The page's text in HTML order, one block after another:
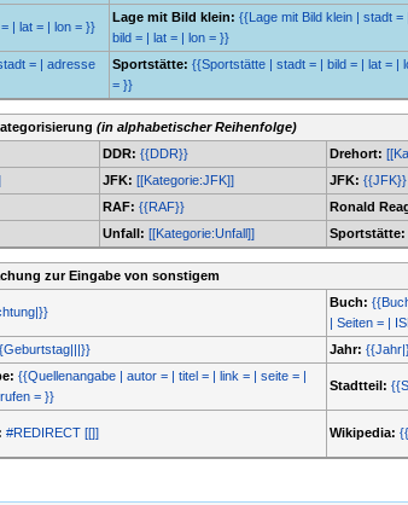
| lat = | lon = }}
Lage mit Bild klein: {{Lage mit Bild klein | stadt = |
bild = | lat = | lon = }}
= | adresse
Sportstätte: {{Sportstätte | stadt = | bild = | lat = |
= }}
(in alphabetischer Reihenfolge)
DDR: {{DDR}} Drehort:
JFK: [[Kategorie:JFK]] JFK: {{JFK}}
RAF: {{RAF}} Ronald
Unfall: [[Kategorie:Unfall]] Sportstätte:
zur Eingabe von sonstigem
Buch:
| Seiten = |
Jahr:
{{Quellenangabe | autor = | titel = | link = | seite = |
= }}
Stadtteil:
#REDIRECT [[]] Wikipedia: